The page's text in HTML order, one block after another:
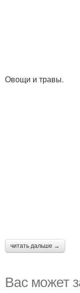
Овощи и травы.
читать дальше →
Вас может